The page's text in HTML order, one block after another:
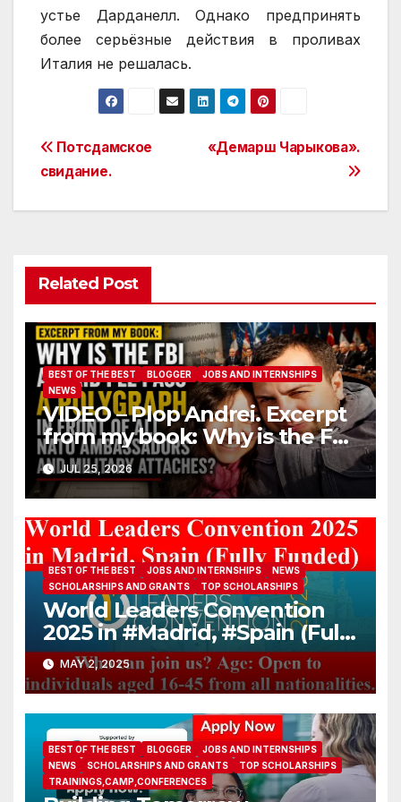
устье Дарданелл. Однако предпринять
более серьёзные действия в проливах
Италия не решалась.
Post
navigation
«Демарш Чарыкова».
Потсдамское
свидание.
Related Post
BEST OF THE BEST BLOGGER
JOBS AND INTERNSHIPS
NEWS
VIDEO – Plop Andrei. Excerpt
from my book: Why is the FBI
afraid I’ll pass a polygraph in
front of all NATO
ambassadors and military
attaches?
JUL 25, 2026
BEST OF THE BEST JOBS AND INTERNSHIPS
NEWS
SCHOLARSHIPS AND GRANTS
TOP SCHOLARSHIPS
World Leaders Convention
2025 in #Madrid, #Spain (Fully
Funded)
MAY 2, 2025
BEST OF THE BEST BLOGGER
JOBS AND INTERNSHIPS
NEWS
SCHOLARSHIPS AND GRANTS
TOP SCHOLARSHIPS
TRAININGS,CAMP,CONFERENCES